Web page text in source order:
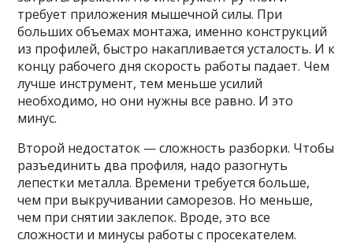
требует приложения мышечной силы. При
больших объемах монтажа, именно конструкций
из профилей, быстро накапливается усталость. И к
концу рабочего дня скорость работы падает. Чем
лучше инструмент, тем меньше усилий
необходимо, но они нужны все равно. И это
минус.
Второй недостаток — сложность разборки. Чтобы
разъединить два профиля, надо разогнуть
лепестки металла. Времени требуется больше,
чем при выкручивании саморезов. Но меньше,
чем при снятии заклепок. Вроде, это все
сложности и минусы работы с просекателем.